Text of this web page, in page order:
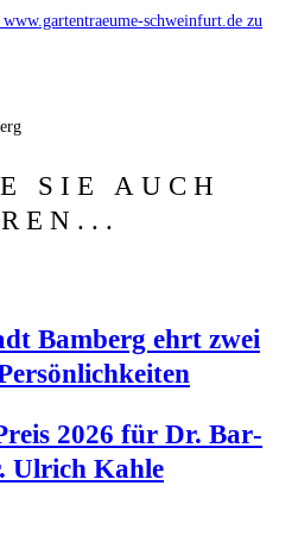
schweinfurt.de zu
SIE AUCH
Bam­berg ehrt zwei
2026 für Dr. Bar­
Ulrich Kahle